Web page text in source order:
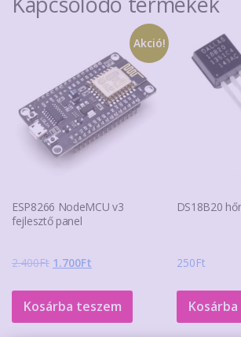
Akció!
ESP8266 NodeMCU v3
fejlesztő panel
2.400Ft Original
was:
2.400Ft.
1.700Ft
is:
1.700Ft.
Kosárba teszem
DS18B20
250Ft